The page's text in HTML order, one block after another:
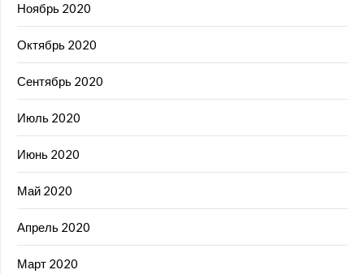
Ноябрь 2020
Октябрь 2020
Сентябрь 2020
Июль 2020
Июнь 2020
Май 2020
Апрель 2020
Март 2020